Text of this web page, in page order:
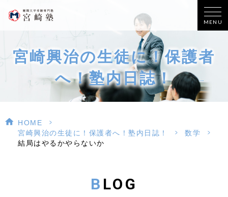
MENU
宮崎興治の生徒に！保護者
へ！塾内日誌！
HOME
>
宮崎興治の生徒に！保護者へ！塾内日誌！
> 数学
>
結局はやるかやらないか
BLOG